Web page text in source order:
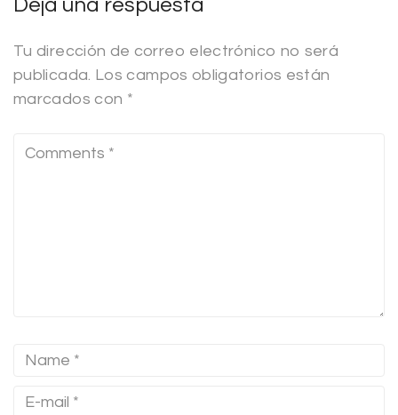
Deja una respuesta
Tu dirección de correo electrónico no será
publicada. Los campos obligatorios están
marcados con *